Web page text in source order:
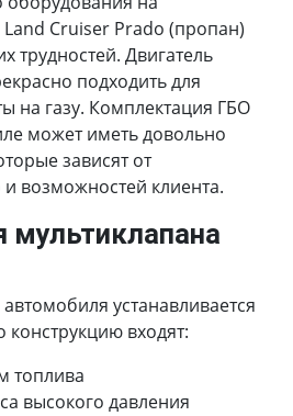
Cruiser Prado (пропан)
трудностей. Двигатель
подходить для
на газу. Комплектация ГБО
может иметь довольно
зависят от
и возможностей клиента.
мультиклапана
устанавливается
конструкцию входят:
топлива
высокого давления